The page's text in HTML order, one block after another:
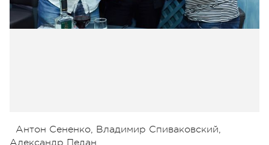
Антон Сененко, Владимир Спиваковский,
Александр Педан